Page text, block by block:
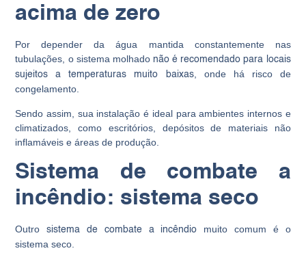
acima de zero
Por depender da água mantida constantemente nas
tubulações, o sistema molhado não é recomendado para locais
sujeitos a temperaturas muito baixas, onde há risco de
congelamento.
Sendo assim, sua instalação é ideal para ambientes internos e
climatizados, como escritórios, depósitos de materiais não
inflamáveis e áreas de produção.
Sistema de combate a
incêndio: sistema seco
Outrosistema de combate a incêndio muito comum é o
sistema seco.